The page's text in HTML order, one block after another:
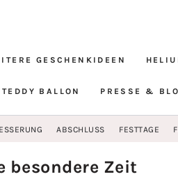
GESCHENKIDEEN
TEDDY BALLON PRESSE &
ABSCHLUSS FESTTAGE
besondere Zeit